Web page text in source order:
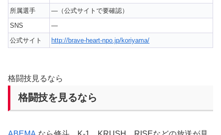
所属選手
—（公式サイトで要確認）
SNS
—
公式サイト
http://brave-heart-npo.jp/koriyama/
格闘技見るなら
格闘技を見るなら